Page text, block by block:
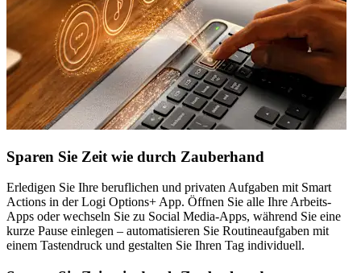
Sparen Sie Zeit wie durch Zauberhand
Erledigen Sie Ihre beruflichen und privaten Aufgaben mit Smart
Actions in der Logi Options+ App. Öffnen Sie alle Ihre Arbeits-
Apps oder wechseln Sie zu Social Media-Apps, während Sie eine
kurze Pause einlegen – automatisieren Sie Routineaufgaben mit
einem Tastendruck und gestalten Sie Ihren Tag individuell.